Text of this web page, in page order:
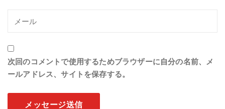
次回のコメントで使用するためブラウザーに自分の名前、メ
ールアドレス、サイトを保存する。